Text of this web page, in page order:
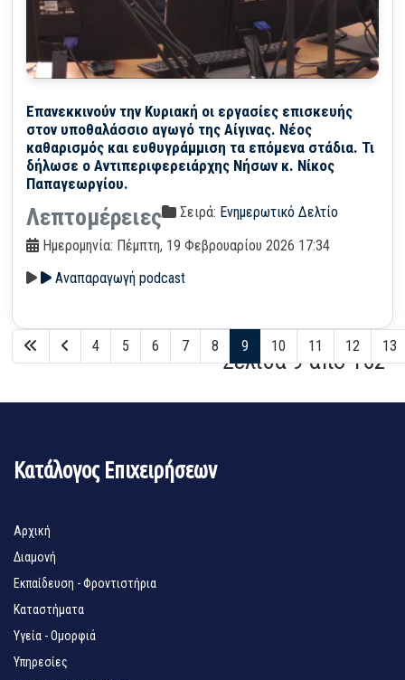
Επανεκκινούν την Κυριακή οι εργασίες επισκευής
στον υποθαλάσσιο αγωγό της Αίγινας. Νέος
καθαρισμός και ευθυγράμμιση τα επόμενα στάδια. Τι
δήλωσε ο Αντιπεριφερειάρχης Νήσων κ. Νίκος
Παπαγεωργίου.
Λεπτομέρειες Σειρά: Ενημερωτικό Δελτίο
Ημερομηνία: Πέμπτη, 19 Φεβρουαρίου 2026 17:34
Αναπαραγωγή podcast
Σελίδα 9 από 162
4 5 6 7 8 9 10 11 12 13
Κατάλογος Επιχειρήσεων
Αρχική
Διαμονή
Εκπαίδευση - Φροντιστήρια
Καταστήματα
Υγεία - Ομορφιά
Υπηρεσίες